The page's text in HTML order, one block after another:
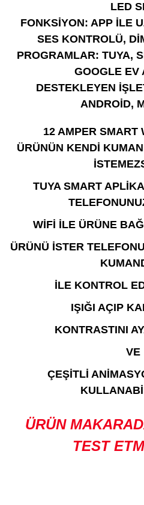
LED
FONKSİYON: APP İLE
SES KONTROLÜ,
PROGRAMLAR: TUYA,
GOOGLE EV
DESTEKLEYEN
ANDROİD,
12 AMPER SMART
ÜRÜNÜN KENDİ
TUYA SMART
WİFİ İLE ÜRÜNE
ÜRÜNÜ İSTER
İLE KONTROL
IŞIĞI AÇIP
KONTRASTINI
VE
ÇEŞİTLİ
ÜRÜN
TEST